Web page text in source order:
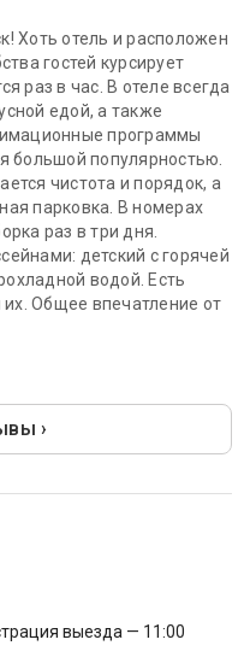
Хоть отель и расположен
гостей курсирует
раз в час. В отеле всегда
едой, а также
программы
большой популярностью.
чистота и порядок, а
парковка. В номерах
раз в три дня.
детский с горячей
водой. Есть
Общее впечатление от
›
выезда — 11:00